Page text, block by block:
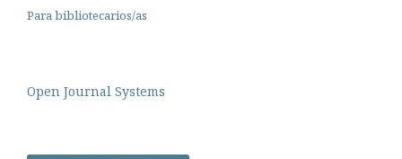
Para bibliotecarios/as
Open Journal Systems